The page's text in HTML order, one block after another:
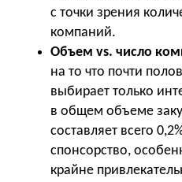
с точки зрения
компаний.
Объем vs. число
на то что почти
выбирает только
в общем объеме
составляет всего
спонсорство,
крайне